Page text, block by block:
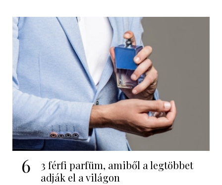
6
3 férfi parfüm, amiből a legtöbbet
adják el a világon